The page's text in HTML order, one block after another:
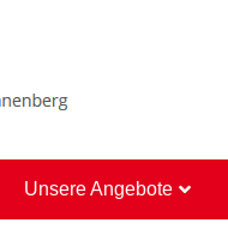
Unsere Angebote